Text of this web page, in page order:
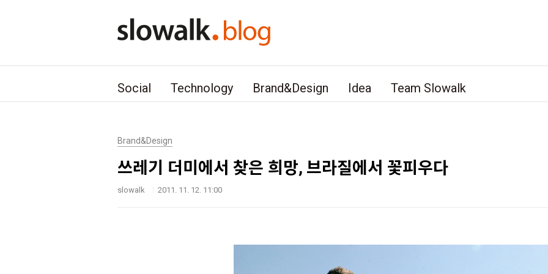
Social Technology Brand&Design Idea Team Slowalk
Brand&Design
쓰레기 더미에서 찾은 희망, 브라질에서 꽃피우다
slowalk 2011. 11. 12. 11:00